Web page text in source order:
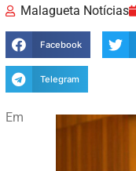
Malagueta Notícias
Facebook
Telegram
Em